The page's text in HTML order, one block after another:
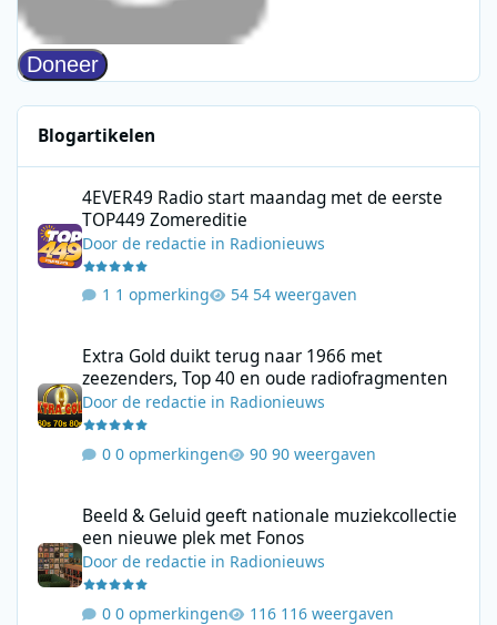
Blogartikelen
4EVER49 Radio start maandag met de eerste
TOP449 Zomereditie
Doorde redactie in Radionieuws
1 opmerking 54 weergaven
Extra Gold duikt terug naar 1966 met
zeezenders, Top 40 en oude radiofragmenten
Doorde redactie in Radionieuws
0 opmerkingen 90 weergaven
Beeld & Geluid geeft nationale muziekcollectie
een nieuwe plek met Fonos
Doorde redactie in Radionieuws
0 opmerkingen 116 weergaven